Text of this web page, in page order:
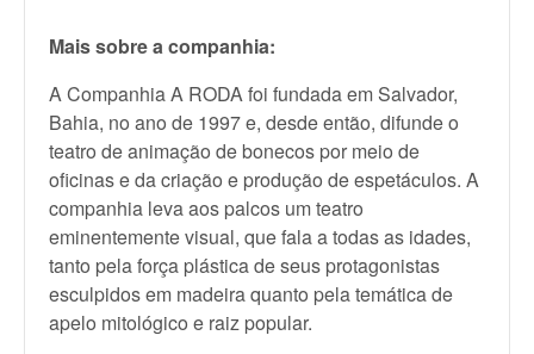
Mais sobre a companhia:
A Companhia A RODA foi fundada em Salvador,
Bahia, no ano de 1997 e, desde então, difunde o
teatro de animação de bonecos por meio de
oficinas e da criação e produção de espetáculos. A
companhia leva aos palcos um teatro
eminentemente visual, que fala a todas as idades,
tanto pela força plástica de seus protagonistas
esculpidos em madeira quanto pela temática de
apelo mitológico e raiz popular.